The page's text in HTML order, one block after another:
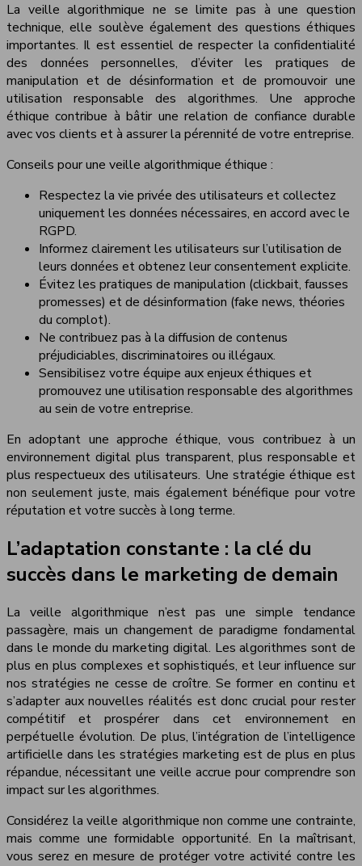
La veille algorithmique ne se limite pas à une question
technique, elle soulève également des questions éthiques
importantes. Il est essentiel de respecter la confidentialité
des données personnelles, d’éviter les pratiques de
manipulation et de désinformation et de promouvoir une
utilisation responsable des algorithmes. Une approche
éthique contribue à bâtir une relation de confiance durable
avec vos clients et à assurer la pérennité de votre entreprise.
Conseils pour une veille algorithmique éthique :
Respectez la vie privée des utilisateurs et collectez
uniquement les données nécessaires, en accord avec le
RGPD.
Informez clairement les utilisateurs sur l’utilisation de
leurs données et obtenez leur consentement explicite.
Évitez les pratiques de manipulation (clickbait, fausses
promesses) et de désinformation (fake news, théories
du complot).
Ne contribuez pas à la diffusion de contenus
préjudiciables, discriminatoires ou illégaux.
Sensibilisez votre équipe aux enjeux éthiques et
promouvez une utilisation responsable des algorithmes
au sein de votre entreprise.
En adoptant une approche éthique, vous contribuez à un
environnement digital plus transparent, plus responsable et
plus respectueux des utilisateurs. Une stratégie éthique est
non seulement juste, mais également bénéfique pour votre
réputation et votre succès à long terme.
L’adaptation constante : la clé du
succès dans le marketing de demain
La veille algorithmique n’est pas une simple tendance
passagère, mais un changement de paradigme fondamental
dans le monde du marketing digital. Les algorithmes sont de
plus en plus complexes et sophistiqués, et leur influence sur
nos stratégies ne cesse de croître. Se former en continu et
s’adapter aux nouvelles réalités est donc crucial pour rester
compétitif et prospérer dans cet environnement en
perpétuelle évolution. De plus, l’intégration de l’intelligence
artificielle dans les stratégies marketing est de plus en plus
répandue, nécessitant une veille accrue pour comprendre son
impact sur les algorithmes.
Considérez la veille algorithmique non comme une contrainte,
mais comme une formidable opportunité. En la maîtrisant,
vous serez en mesure de protéger votre activité contre les